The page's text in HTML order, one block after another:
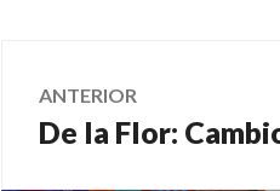
Navegación
de
ANTERIOR
Entrada
De la Flor: